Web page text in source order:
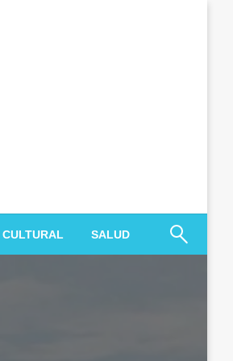
CULTURAL SALUD